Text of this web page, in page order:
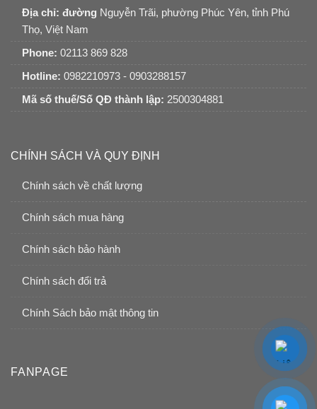
Địa chỉ: đường Nguyễn Trãi, phường Phúc Yên, tỉnh Phú
Thọ, Việt Nam
Phone: 02113 869 828
Hotline: 0982210973 - 0903288157
Mã số thuế/Số QĐ thành lập: 2500304881
CHÍNH SÁCH VÀ QUY ĐỊNH
Chính sách về chất lượng
Chính sách mua hàng
Chính sách bảo hành
Chính sách đổi trả
Chính Sách bảo mật thông tin
FANPAGE